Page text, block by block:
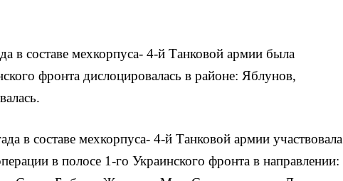
в составе мехкорпуса- 4-й Танковой армии была
фронта дислоцировалась в районе: Яблунов,
в составе мехкорпуса- 4-й Танковой армии участвовала
в полосе 1-го Украинского фронта в направлении: